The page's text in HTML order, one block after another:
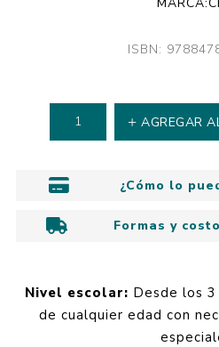
ISBN:
AGREGAR
¿Cómo lo
Formas y
Nivel escolar: Desde los 3
de cualquier edad con